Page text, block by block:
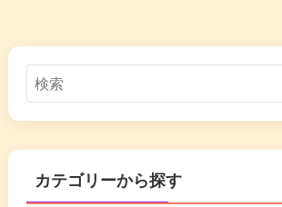
カテゴリーから探す